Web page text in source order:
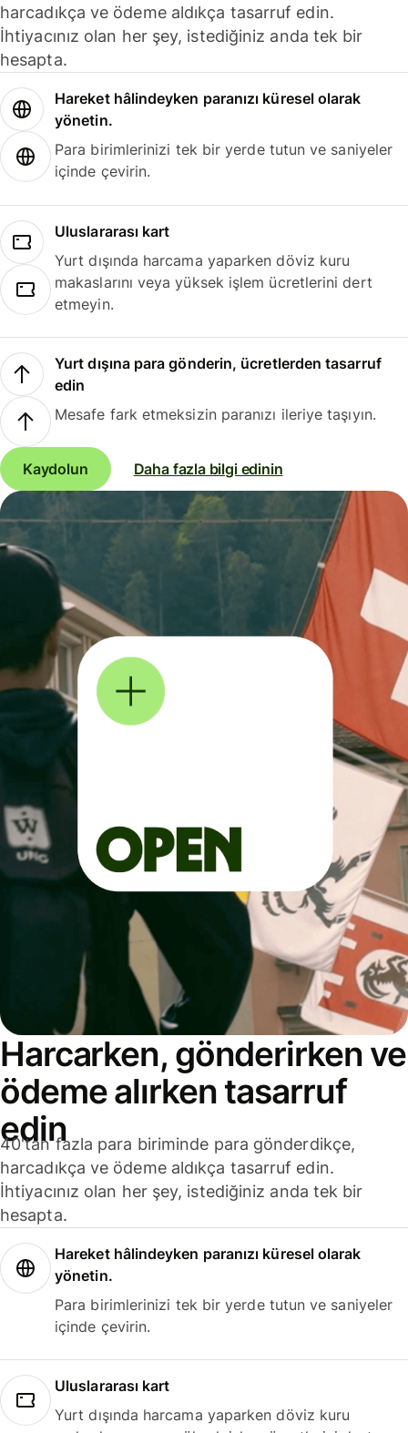
harcadıkça ve ödeme aldıkça tasarruf edin.
İhtiyacınız olan her şey, istediğiniz anda tek bir
hesapta.
Hareket hâlindeyken paranızı küresel olarak
yönetin.
Para birimlerinizi tek bir yerde tutun ve saniyeler
içinde çevirin.
Uluslararası kart
Yurt dışında harcama yaparken döviz kuru
makaslarını veya yüksek işlem ücretlerini dert
etmeyin.
Yurt dışına para gönderin, ücretlerden tasarruf
edin
Mesafe fark etmeksizin paranızı ileriye taşıyın.
Kaydolun Daha fazla bilgi edinin
Harcarken, gönderirken ve
ödeme alırken tasarruf
edin
40'tan fazla para biriminde para gönderdikçe,
harcadıkça ve ödeme aldıkça tasarruf edin.
İhtiyacınız olan her şey, istediğiniz anda tek bir
hesapta.
Hareket hâlindeyken paranızı küresel olarak
yönetin.
Para birimlerinizi tek bir yerde tutun ve saniyeler
içinde çevirin.
Uluslararası kart
Yurt dışında harcama yaparken döviz kuru